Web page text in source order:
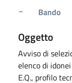
Bando
Oggetto
Avviso di
elenco di
E.Q., profilo